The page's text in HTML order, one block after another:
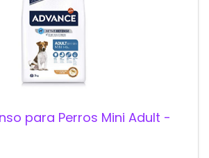
para Perros Mini Adult -